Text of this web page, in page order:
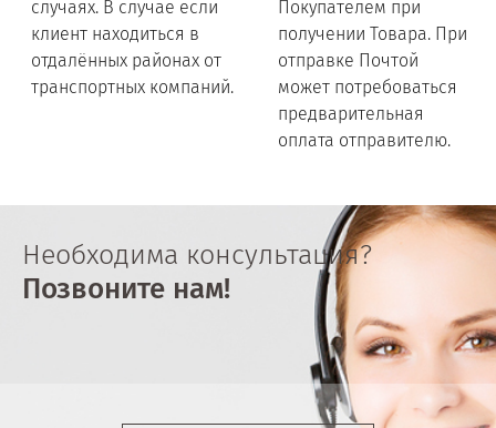
случаях. В случае если
клиент находиться в
отдалённых районах от
транспортных компаний.
Покупателем при
получении Товара. При
отправке Почтой
может потребоваться
предварительная
оплата отправителю.
Необходима консультация?
Позвоните нам!